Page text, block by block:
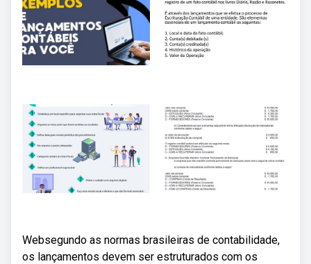
Websegundo as normas brasileiras de contabilidade,
os lançamentos devem ser estruturados com os